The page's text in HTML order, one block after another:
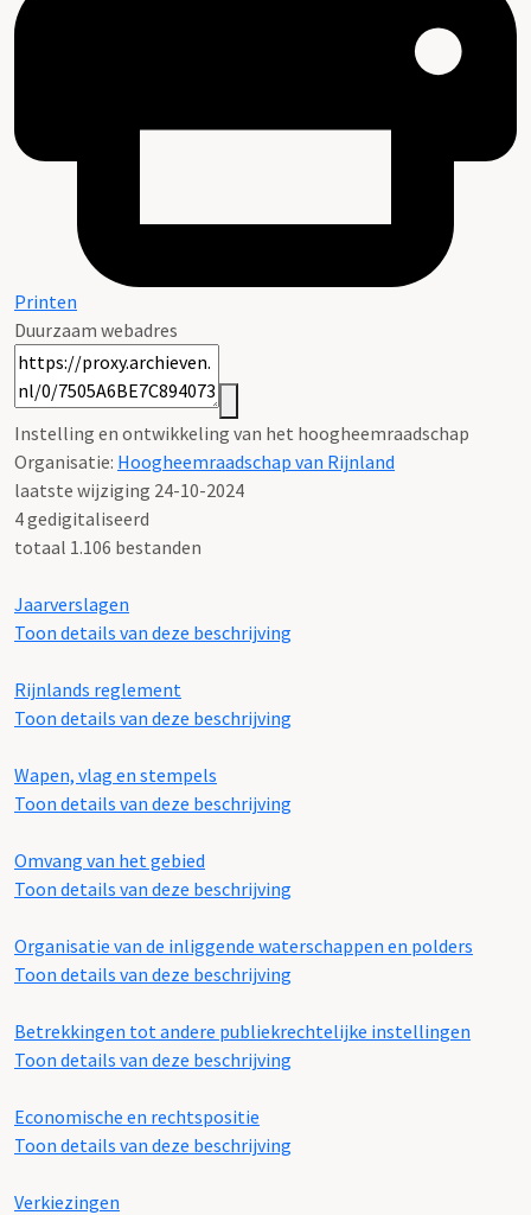
Printen
Duurzaam webadres
Instelling en ontwikkeling van het hoogheemraadschap
Organisatie: Hoogheemraadschap van Rijnland
laatste wijziging 24-10-2024
4 gedigitaliseerd
totaal 1.106 bestanden
Jaarverslagen
Toon details van deze beschrijving
Rijnlands reglement
Toon details van deze beschrijving
Wapen, vlag en stempels
Toon details van deze beschrijving
Omvang van het gebied
Toon details van deze beschrijving
Organisatie van de inliggende waterschappen en polders
Toon details van deze beschrijving
Betrekkingen tot andere publiekrechtelijke instellingen
Toon details van deze beschrijving
Economische en rechtspositie
Toon details van deze beschrijving
Verkiezingen